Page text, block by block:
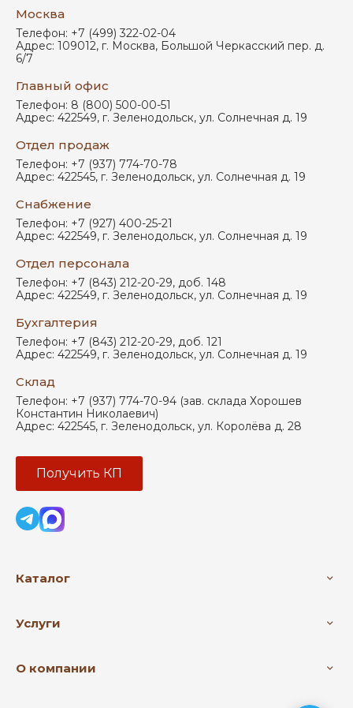
Москва
Телефон: +7 (499) 322-02-04
Адрес: 109012, г. Москва, Большой Черкасский пер. д.
6/7
Главный офис
Телефон: 8 (800) 500-00-51
Адрес: 422549, г. Зеленодольск, ул. Солнечная д. 19
Отдел продаж
Телефон: +7 (937) 774-70-78
Адрес: 422545, г. Зеленодольск, ул. Солнечная д. 19
Снабжение
Телефон: +7 (927) 400-25-21
Адрес: 422549, г. Зеленодольск, ул. Солнечная д. 19
Отдел персонала
Телефон: +7 (843) 212-20-29, доб. 148
Адрес: 422549, г. Зеленодольск, ул. Солнечная д. 19
Бухгалтерия
Телефон: +7 (843) 212-20-29, доб. 121
Адрес: 422549, г. Зеленодольск, ул. Солнечная д. 19
Склад
Телефон: +7 (937) 774-70-94 (зав. склада Хорошев
Константин Николаевич)
Адрес: 422545, г. Зеленодольск, ул. Королёва д. 28
Получить КП
Каталог
Услуги
О компании